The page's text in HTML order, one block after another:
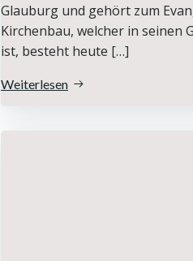
Glauburg und gehört zum
Kirchenbau, welcher in
ist, besteht heute […]
Weiterlesen